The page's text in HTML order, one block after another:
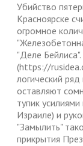
Убийство
Красноярске
огромное
"Деле
(https://
логический
оставляют
тупик
Израиле) и
"Замылить"
прикрытия